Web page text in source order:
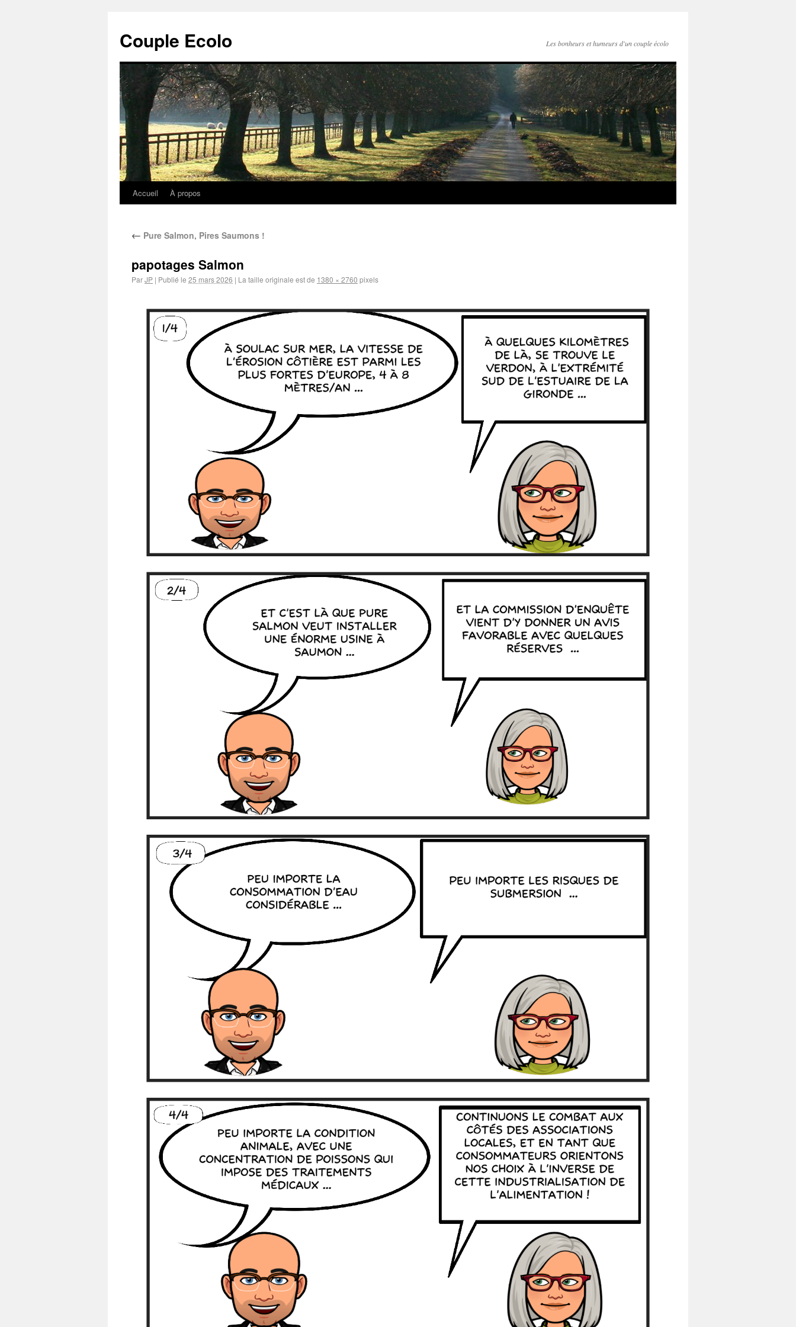
Couple Ecolo Les bonheurs et humeurs d'un couple écolo
Accueil À propos
← Pure Salmon, Pires Saumons !
papotages Salmon
ParJP | Publié le 25 mars 2026 | La taille originale est de 1380 × 2760 pixels